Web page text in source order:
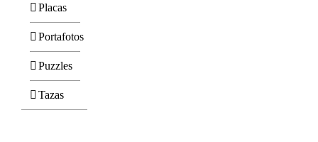
Placas
Portafotos
Puzzles
Tazas